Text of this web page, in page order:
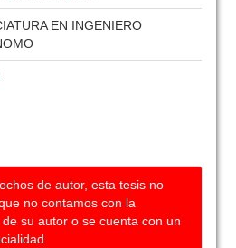
EN INGENIERO
de autor, esta tesis no
no contamos con la
su autor o se cuenta con un